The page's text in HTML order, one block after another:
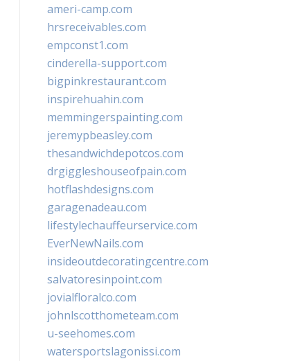
ameri-camp.com
hrsreceivables.com
empconst1.com
cinderella-support.com
bigpinkrestaurant.com
inspirehuahin.com
memmingerspainting.com
jeremypbeasley.com
thesandwichdepotcos.com
drgiggleshouseofpain.com
hotflashdesigns.com
garagenadeau.com
lifestylechauffeurservice.com
EverNewNails.com
insideoutdecoratingcentre.com
salvatoresinpoint.com
jovialfloralco.com
johnlscotthometeam.com
u-seehomes.com
watersportslagonissi.com